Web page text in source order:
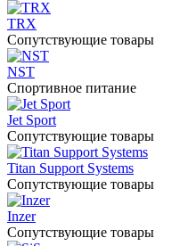
TRX
Сопутствующие товары
NST
Спортивное питание
Jet Sport
Сопутствующие товары
Titan Support Systems
Сопутствующие товары
Inzer
Сопутствующие товары